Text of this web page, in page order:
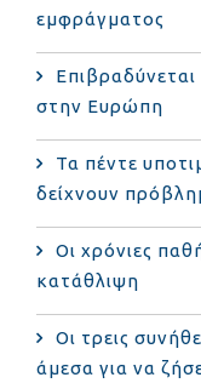
εμφράγματος
στην Ευρώπη
Τα πέντε
δείχνουν
Οι χρόνιες
κατάθλιψη
Οι τρεις
άμεσα για να